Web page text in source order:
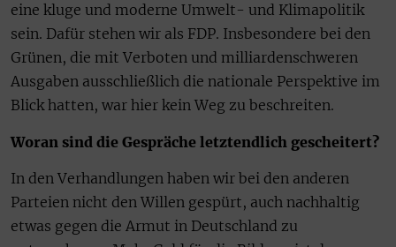
eine kluge und moderne Umwelt- und Klimapolitik
sein. Dafür stehen wir als FDP. Insbesondere bei den
Grünen, die mit Verboten und milliardenschweren
Ausgaben ausschließlich die nationale Perspektive im
Blick hatten, war hier kein Weg zu beschreiten.
Woran sind die Gespräche letztendlich gescheitert?
In den Verhandlungen haben wir bei den anderen
Parteien nicht den Willen gespürt, auch nachhaltig
etwas gegen die Armut in Deutschland zu